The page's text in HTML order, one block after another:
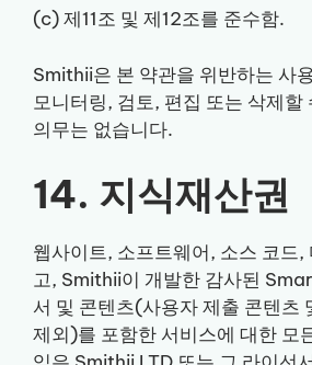
(c) 제11조 및 제12조를 준수함.
Smithii은 본 약관을 위반하는 사
모니터링, 검토, 편집 또는 삭제할
의무는 없습니다.
14. 지식재산권
웹사이트, 소프트웨어, 소스 코드,
고, Smithii이 개발한 감사된
서 및 콘텐츠(사용자 제출 콘텐츠
제외)를 포함한 서비스에 대한 모